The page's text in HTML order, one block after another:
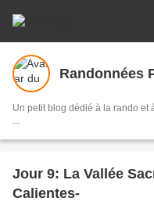
Randonnées
Un petit blog dédié à la rando et
...
Jour 9: La Vallée
Calientes-